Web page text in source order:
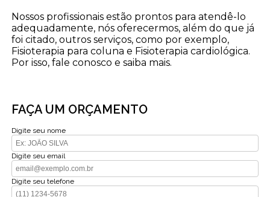
Nossos profissionais estão prontos para atendê-lo
adequadamente, nós oferecermos, além do que já
foi citado, outros serviços, como por exemplo,
Fisioterapia para coluna e Fisioterapia cardiológica.
Por isso, fale conosco e saiba mais.
FAÇA UM ORÇAMENTO
Digite seu nome
Digite seu email
Digite seu telefone